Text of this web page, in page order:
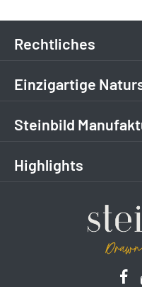
Rechtliches
Einzigartige
Steinbild
Highlights